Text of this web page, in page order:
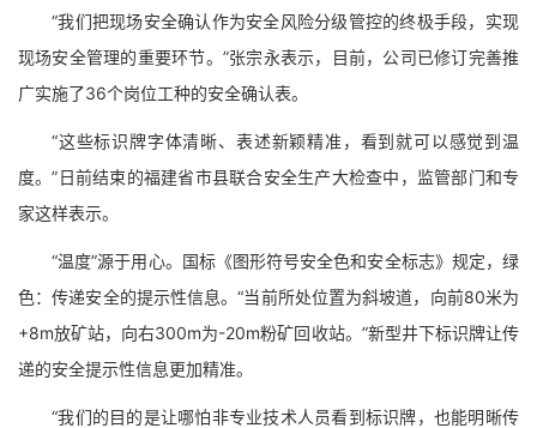
“我们把现场安全确认作为安全风险分级管控的终极手段，实现
现场安全管理的重要环节。”张宗永表示，目前，公司已修订完善推
广实施了36个岗位工种的安全确认表。
“这些标识牌字体清晰、表述新颖精准，看到就可以感觉到温
度。”日前结束的福建省市县联合安全生产大检查中，监管部门和专
家这样表示。
“温度”源于用心。国标《图形符号安全色和安全标志》规定，绿
色：传递安全的提示性信息。“当前所处位置为斜坡道，向前80米为
+8m放矿站，向右300m为-20m粉矿回收站。”新型井下标识牌让传
递的安全提示性信息更加精准。
“我们的目的是让哪怕非专业技术人员看到标识牌，也能明晰传